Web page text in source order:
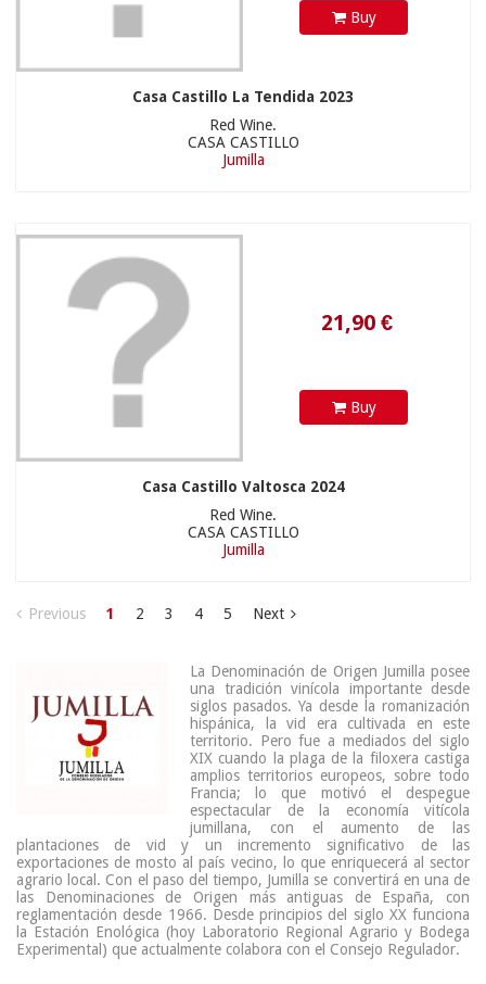
Buy
Casa Castillo La Tendida 2023
Red Wine.
CASA CASTILLO
Jumilla
Buy
Casa Castillo Valtosca 2024
Red Wine.
CASA CASTILLO
Jumilla
Previous 1 2 3 4 5 Next
La Denominación de Origen Jumilla posee
una tradición vinícola importante desde
siglos pasados. Ya desde la romanización
hispánica, la vid era cultivada en este
territorio. Pero fue a mediados del siglo
XIX cuando la plaga de la filoxera castiga
amplios territorios europeos, sobre todo
Francia; lo que motivó el despegue
espectacular de la economía vitícola
jumillana, con el aumento de las
plantaciones de vid y un incremento significativo de las
exportaciones de mosto al país vecino, lo que enriquecerá al sector
agrario local. Con el paso del tiempo, Jumilla se convertirá en una de
las Denominaciones de Origen más antiguas de España, con
reglamentación desde 1966. Desde principios del siglo XX funciona
la Estación Enológica (hoy Laboratorio Regional Agrario y Bodega
Experimental) que actualmente colabora con el Consejo Regulador.